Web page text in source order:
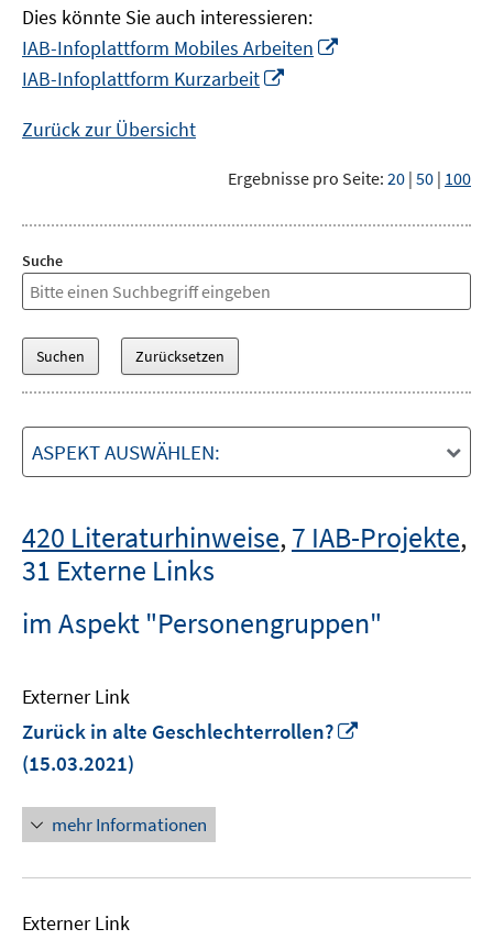
Dies könnte Sie auch interessieren:
IAB-Infoplattform Mobiles Arbeiten
IAB-Infoplattform Kurzarbeit
Zurück zur Übersicht
Ergebnisse pro Seite: 20 | 50 | 100
Suche
ASPEKT AUSWÄHLEN:
420 Literaturhinweise,7 IAB-Projekte,
31 Externe Links
im Aspekt "Personengruppen"
Externer Link
Zurück in alte Geschlechterrollen?
(15.03.2021)
mehr Informationen
Externer Link